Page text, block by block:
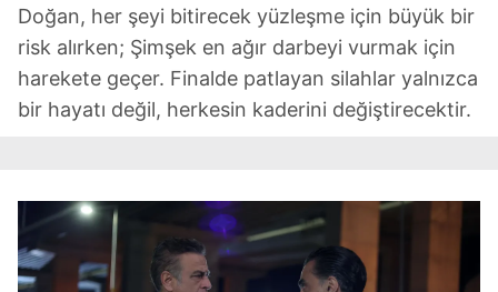
ilgili mevzuata uygun olarak kullanılan çerezlerle ilgili bilgi
almak için lütfen
tıklayınız
Doğan, her şeyi bitirecek yüzleşme için büyük bir
risk alırken; Şimşek en ağır darbeyi vurmak için
harekete geçer. Finalde patlayan silahlar yalnızca
bir hayatı değil, herkesin kaderini değiştirecektir.